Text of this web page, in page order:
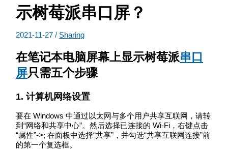
示树莓派串口屏？
2021-11-27/ Sharing
在笔记本电脑屏幕上显示树莓派串口
屏只需五个步骤
1. 计算机网络设置
要在 Windows 中通过以太网与多个用户共享互联网，请转
到“网络和共享中心”。然后选择已连接的 Wi-Fi，右键点击
“属性”->; 在面板中选择“共享”，并勾选“共享互联网连接”前
的第一个复选框。